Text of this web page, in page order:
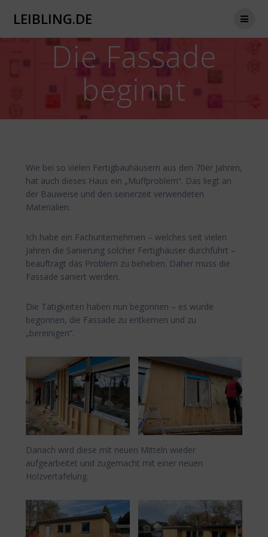
LEIBLING.DE
Die Fassade
beginnt
Wie bei so vielen Fertigbauhäusern aus den 70er Jahren,
hat auch dieses Haus ein „Muffproblem“. Das liegt an
der Bauweise und den seinerzeit verwendeten
Materialien.
Ich habe ein Fachunternehmen – welches seit vielen
Jahren die Sanierung solcher Fertighäuser durchführt –
beauftragt das Problem zu beheben. Daher muss die
Fassade saniert werden.
Die Tätigkeiten haben nun begonnen – es wurde
begonnen, die Fassade zu entkernen und zu
„bereinigen“.
Danach wird diese mit neuen Mitteln wieder
aufgearbeitet und zugemacht mit einer neuen
Holzvertafelung.